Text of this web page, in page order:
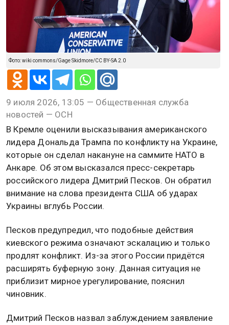
Фото: wiki commons/Gage Skidmore/CC BY-SA 2.0
9 июля 2026, 13:05 — Общественная служба
новостей — ОСН
В Кремле оценили высказывания американского
лидера Дональда Трампа по конфликту на Украине,
которые он сделал накануне на саммите НАТО в
Анкаре. Об этом высказался пресс-секретарь
российского лидера Дмитрий Песков. Он обратил
внимание на слова президента США об ударах
Украины вглубь России.
Песков предупредил, что подобные действия
киевского режима означают эскалацию и только
продлят конфликт. Из-за этого России придётся
расширять буферную зону. Данная ситуация не
приблизит мирное урегулирование, пояснил
чиновник.
Дмитрий Песков назвал заблуждением заявление